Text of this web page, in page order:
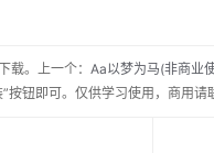
载。 上一个： Aa以梦为马(非商业
按钮即可。仅供学习使用，商用请